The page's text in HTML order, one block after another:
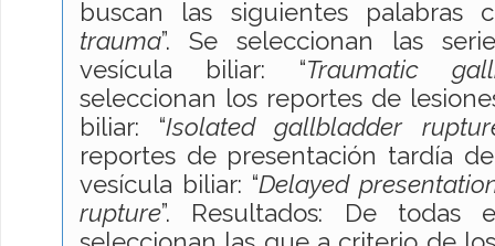
buscan las siguientes palabras
trauma”. Se seleccionan las
vesícula biliar: “Traumatic
seleccionan los reportes de
biliar: “Isolated gallbladder
reportes de presentación tardía
vesícula biliar: “Delayed
rupture”. Resultados: De todas